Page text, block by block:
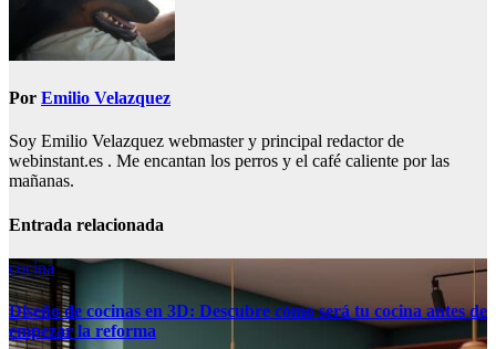
Por Emilio Velazquez
Soy Emilio Velazquez webmaster y principal redactor de
webinstant.es . Me encantan los perros y el café caliente por las
mañanas.
Entrada relacionada
cocina
Diseño de cocinas en 3D: Descubre cómo será tu cocina antes de
empezar la reforma